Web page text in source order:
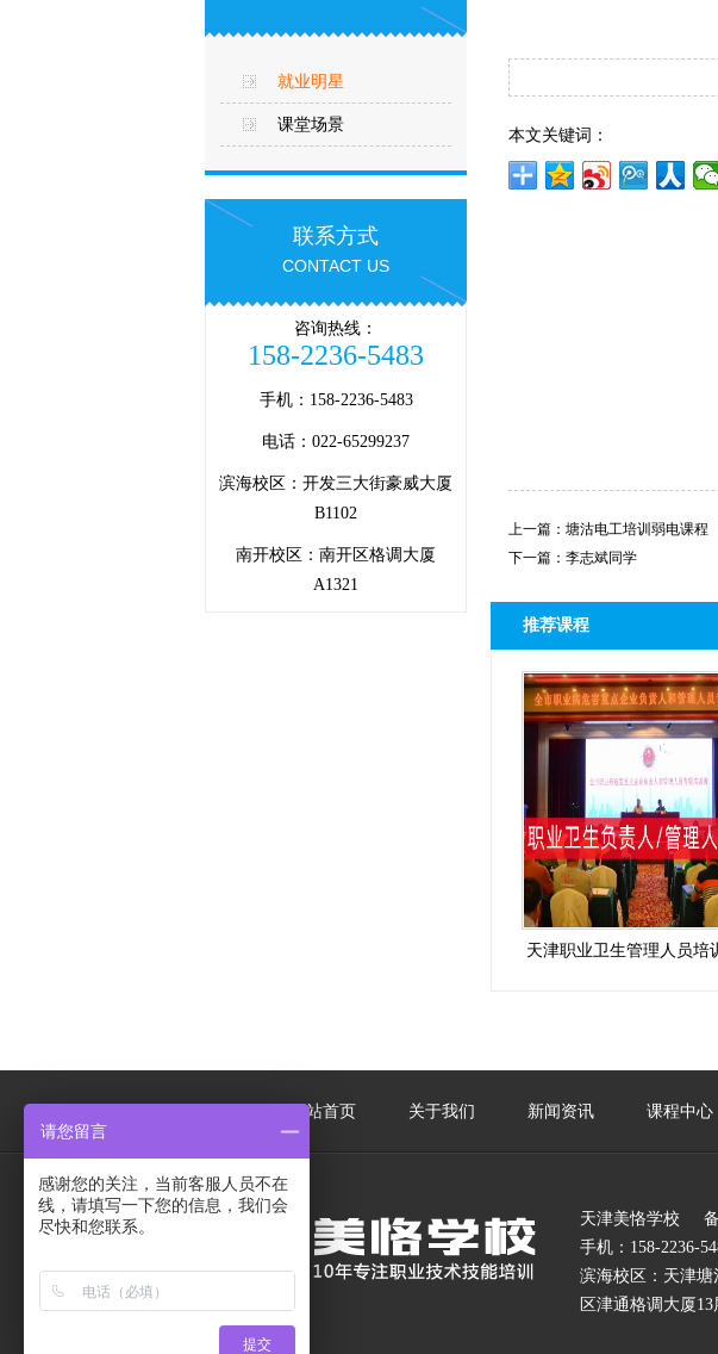
就业明星
课堂场景
联系方式
CONTACT US
咨询热线：
158-2236-5483
手机：158-2236-5483
电话：022-65299237
滨海校区：开发三大街豪威大厦
B1102
南开校区：南开区格调大厦
A1321
本文关键词：
上一篇： 塘沽电工培训弱电课程
下一篇： 李志斌同学
推荐课程
天津职业卫生管理人员培
网站首页 关于我们 新闻资讯 课程中心
天津美恪学校
手机：158-2236-
滨海校区：天津塘
区津通格调大厦13
请您留言
感谢您的关注，当前客服人员不在
线，请填写一下您的信息，我们会
尽快和您联系。
提交